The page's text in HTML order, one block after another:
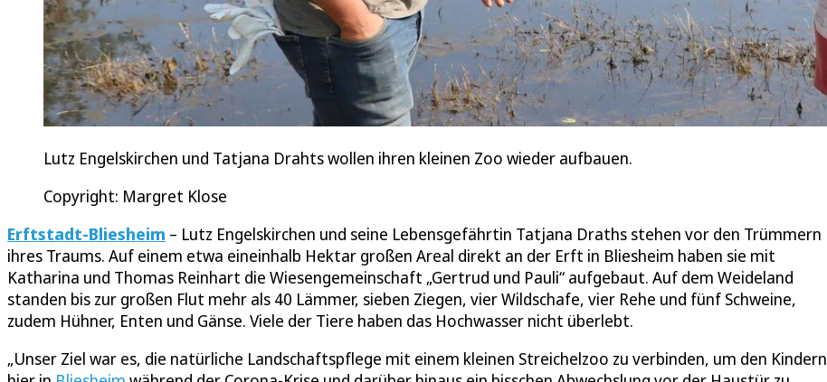
Lutz Engelskirchen und Tatjana Drahts wollen ihren kleinen Zoo wieder aufbauen.
Copyright: Margret Klose
Erftstadt-Bliesheim – Lutz Engelskirchen und seine Lebensgefährtin Tatjana Draths stehen vor den Trümmern
ihres Traums. Auf einem etwa eineinhalb Hektar großen Areal direkt an der Erft in Bliesheim haben sie mit
Katharina und Thomas Reinhart die Wiesengemeinschaft „Gertrud und Pauli“ aufgebaut. Auf dem Weideland
standen bis zur großen Flut mehr als 40 Lämmer, sieben Ziegen, vier Wildschafe, vier Rehe und fünf Schweine,
zudem Hühner, Enten und Gänse. Viele der Tiere haben das Hochwasser nicht überlebt.
„Unser Ziel war es, die natürliche Landschaftspflege mit einem kleinen Streichelzoo zu verbinden, um den Kindern